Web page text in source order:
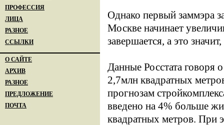
ПРОФЕССИЯ
ЛИЦА
РАЗНОЕ
ССЫЛКИ
О САЙТЕ
АРХИВ
РАЗНОЕ
ПРЕДЛОЖЕНИЕ
ПОЧТА
Однако первый заммэра
Москве начинает
завершается, а это
Данные Росстата говоря
2,7млн квадратных
прогнозам
введено на 4% больше
квадратных метров. При